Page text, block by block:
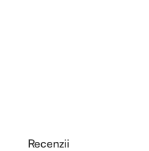
Recenzii